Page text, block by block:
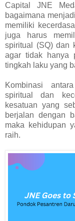
Capital JNE
bagaimana
memiliki
juga harus
spiritual (SQ) dan
agar tidak hanya
tingkah laku yang
Kombinasi
spiritual dan
kesatuan yang
berjalan dengan
maka kehidupan
raih.